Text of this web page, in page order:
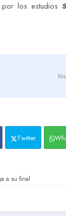
por los estudios
Twitter
a su final